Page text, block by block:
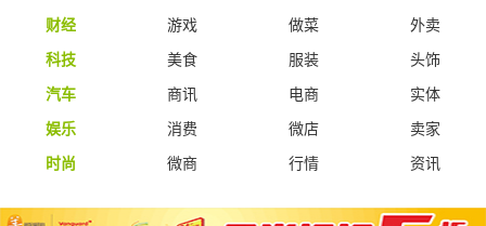
财经
游戏 做菜
外卖
科技
美食 服装
头饰
汽车
商讯 电商
实体
娱乐
消费 微店
卖家
时尚
微商 行情 资讯